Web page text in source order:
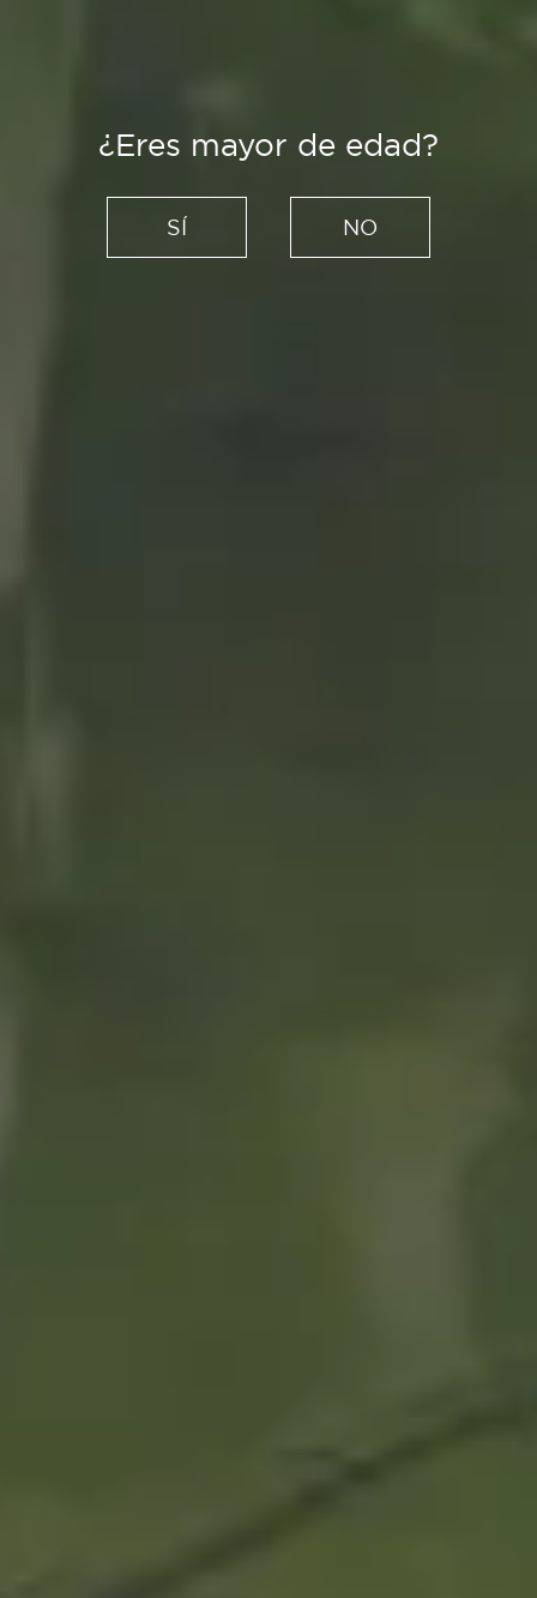
¿Eres mayor de edad?
SÍ NO
Recetas
Aperitivo de crema de patata
y huevo de codorniz: un